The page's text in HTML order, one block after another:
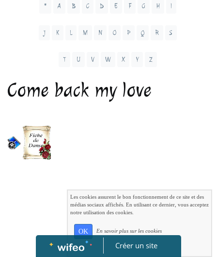
* A B C D E F G H I
J K L M N O P Q R S
T U V W X Y Z
Come back my love
Créer un site
Les cookies assurent le bon fonctionnement de ce site et des
médias sociaux affichés. En utilisant ce dernier, vous acceptez
notre utilisation des cookies.
OK En savoir plus sur les cookies